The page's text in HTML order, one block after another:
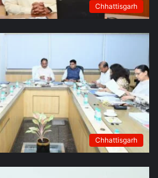
Chhattisgarh
Chhattisgarh